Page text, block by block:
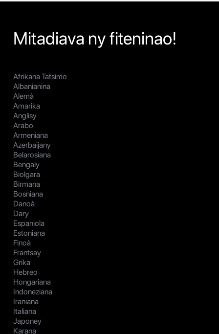
Mitadiava ny fiteninao!
Afrikana Tatsimo
Albanianina
Alemà
Amarika
Anglisy
Arabo
Armeniana
Azerbaijany
Belarosiana
Bengaly
Biolgara
Birmana
Bosniana
Danoà
Dary
Espaniola
Estoniana
Finoà
Frantsay
Grika
Hebreo
Hongariana
Indoneziana
Iraniana
Italiana
Japoney
Karana